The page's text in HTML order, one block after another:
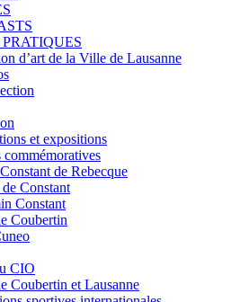
d’art de la Ville de Lausanne
et expositions
commémoratives
de Rebecque
Constant
Constant
Coubertin
CIO
Coubertin et Lausanne